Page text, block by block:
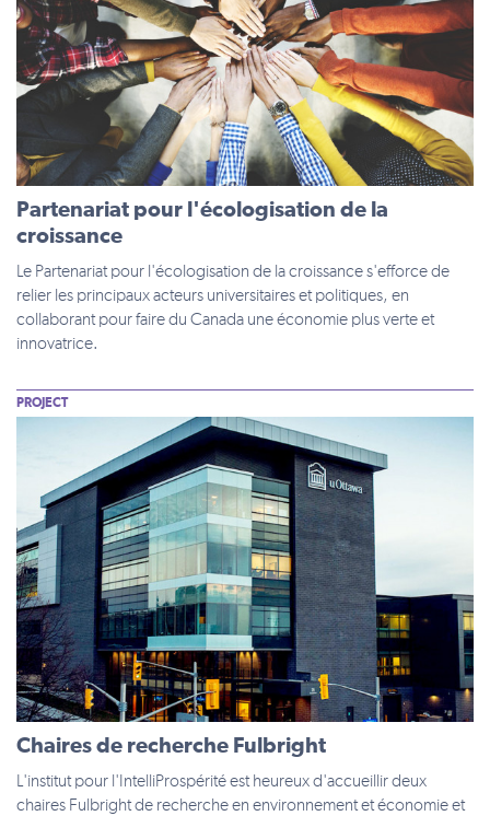
Partenariat pour l'écologisation de la
croissance
Le Partenariat pour l'écologisation de la croissance s'efforce de
relier les principaux acteurs universitaires et politiques, en
collaborant pour faire du Canada une économie plus verte et
innovatrice.
PROJECT
Chaires de recherche Fulbright
L'institut pour l'IntelliProspérité est heureux d'accueillir deux
chaires Fulbright de recherche en environnement et économie et